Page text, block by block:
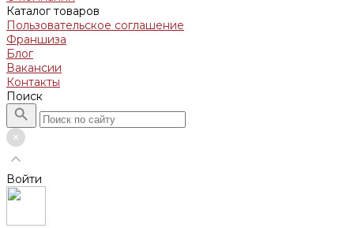
Каталог товаров
Пользовательское соглашение
Франшиза
Блог
Вакансии
Контакты
Поиск
Войти